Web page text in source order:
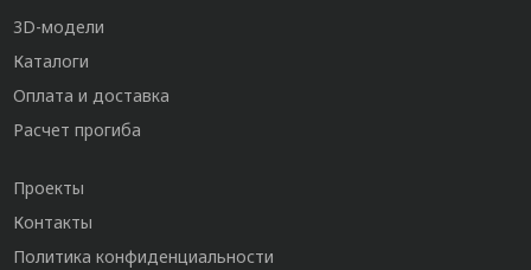
3D-модели
Каталоги
Оплата и доставка
Расчет прогиба
Проекты
Контакты
Политика конфиденциальности